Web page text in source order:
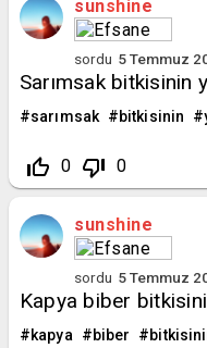
sunshine
sordu 5 Temmuz
Sarımsak bitkisinin
sarımsak bitkisinin
thumb_up_off_alt 0 thumb_down_off_alt 0
sunshine
sordu 5 Temmuz
Kapya biber
kapya biber